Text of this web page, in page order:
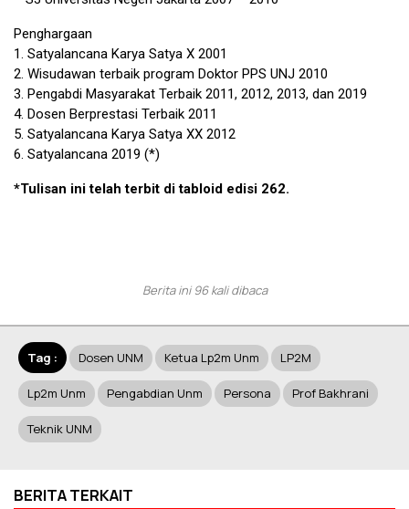
Penghargaan
1. Satyalancana Karya Satya X 2001
2. Wisudawan terbaik program Doktor PPS UNJ 2010
3. Pengabdi Masyarakat Terbaik 2011, 2012, 2013, dan 2019
4. Dosen Berprestasi Terbaik 2011
5. Satyalancana Karya Satya XX 2012
6. Satyalancana 2019 (*)
*Tulisan ini telah terbit di tabloid edisi 262.
Berita ini 96 kali dibaca
Tag : Dosen UNM Ketua Lp2m Unm LP2M
Lp2m Unm Pengabdian Unm Persona Prof Bakhrani
Teknik UNM
BERITA TERKAIT